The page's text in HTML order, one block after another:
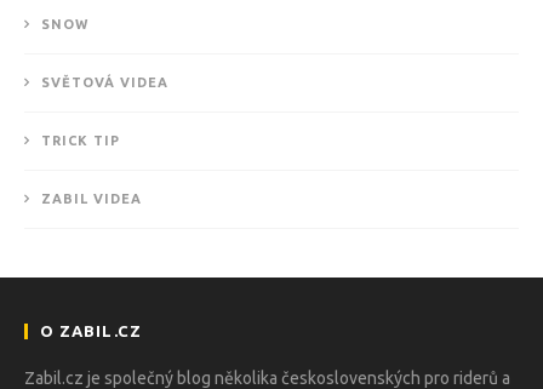
SNOW
SVĚTOVÁ VIDEA
TRICK TIP
ZABIL VIDEA
O ZABIL.CZ
Zabil.cz je společný blog několika československých pro riderů a